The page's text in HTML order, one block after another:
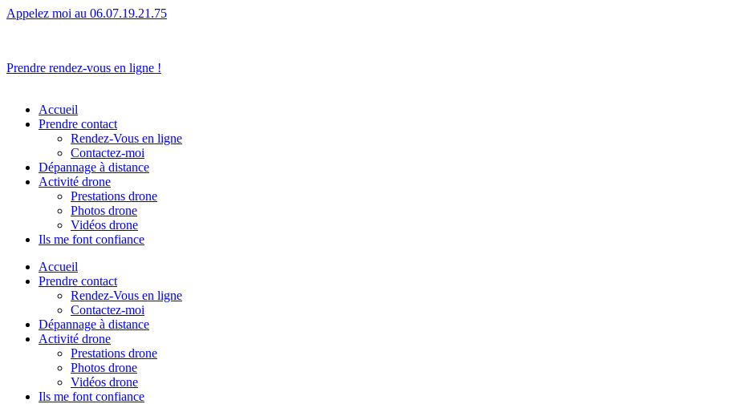
Appelez moi au 06.07.19.21.75
Prendre rendez-vous en ligne !
Accueil
Prendre contact
Rendez-Vous en ligne
Contactez-moi
Dépannage à distance
Activité drone
Prestations drone
Photos drone
Vidéos drone
Ils me font confiance
Accueil
Prendre contact
Rendez-Vous en ligne
Contactez-moi
Dépannage à distance
Activité drone
Prestations drone
Photos drone
Vidéos drone
Ils me font confiance